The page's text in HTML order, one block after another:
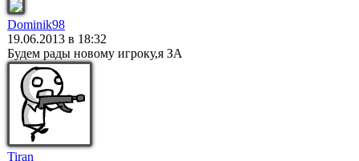
Dominik98
19.06.2013 в 18:32
Будем рады новому игроку,я ЗА
Tiran